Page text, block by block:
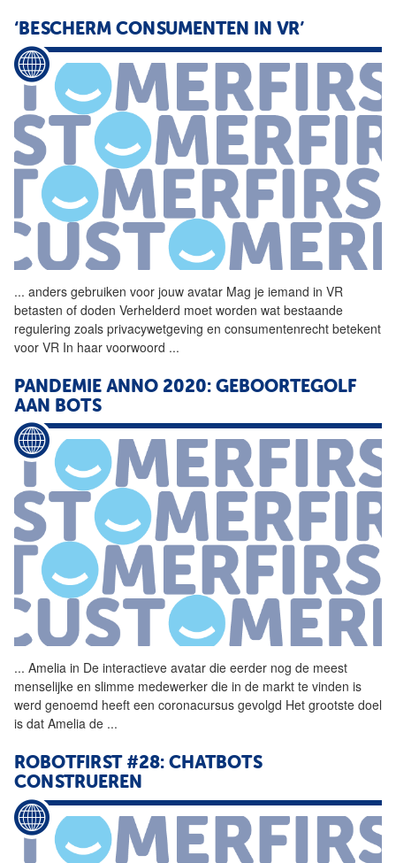
‘BESCHERM CONSUMENTEN IN VR’
... anders gebruiken voor jouw avatar Mag je iemand in VR
betasten of doden Verhelderd moet worden wat bestaande
regulering zoals privacywetgeving en consumentenrecht betekent
voor VR In haar voorwoord ...
PANDEMIE ANNO 2020: GEBOORTEGOLF
AAN BOTS
... Amelia in De interactieve avatar die eerder nog de meest
menselijke en slimme medewerker die in de markt te vinden is
werd genoemd heeft een coronacursus gevolgd Het grootste doel
is dat Amelia de ...
ROBOTFIRST #28: CHATBOTS
CONSTRUEREN